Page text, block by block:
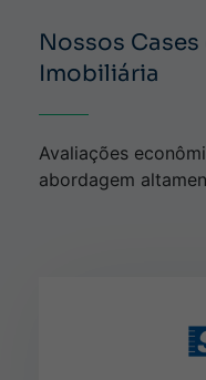
Nossos
Imobiliária
Avaliações
abordagem